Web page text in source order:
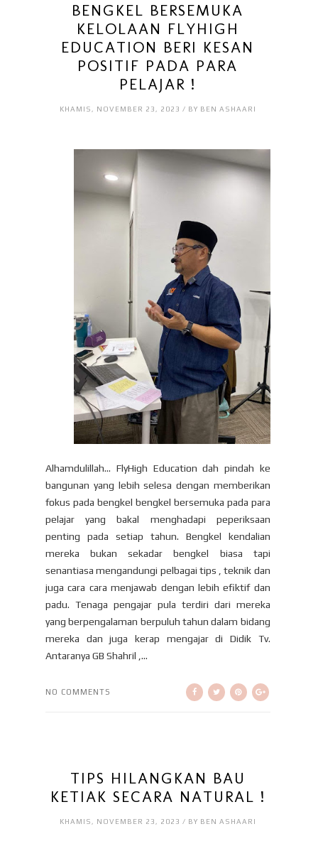
BENGKEL BERSEMUKA
KELOLAAN FLYHIGH
EDUCATION BERI KESAN
POSITIF PADA PARA
PELAJAR !
KHAMIS, NOVEMBER 23, 2023 / BY BEN ASHAARI
Alhamdulillah... FlyHigh Education dah pindah ke
bangunan yang lebih selesa dengan memberikan
fokus pada bengkel bengkel bersemuka pada para
pelajar yang bakal menghadapi peperiksaan
penting pada setiap tahun. Bengkel kendalian
mereka bukan sekadar bengkel biasa tapi
senantiasa mengandungi pelbagai tips , teknik dan
juga cara cara menjawab dengan lebih efiktif dan
padu. Tenaga pengajar pula terdiri dari mereka
yang berpengalaman berpuluh tahun dalam bidang
mereka dan juga kerap mengajar di Didik Tv.
Antaranya GB Shahril ,...
NO COMMENTS
TIPS HILANGKAN BAU
KETIAK SECARA NATURAL !
KHAMIS, NOVEMBER 23, 2023 / BY BEN ASHAARI